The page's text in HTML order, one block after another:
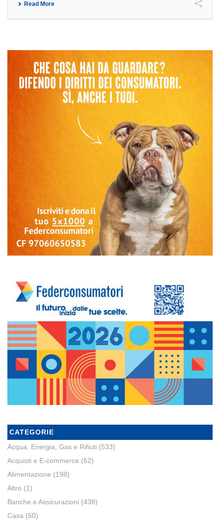
Read More
CATEGORIE
Acqua, Energia, Gas e Rifiuti (533)
Acquisti e E-commerce (62)
Alimentazione (198)
Altro (1)
Banche e Assicurazioni (438)
Casa (50)